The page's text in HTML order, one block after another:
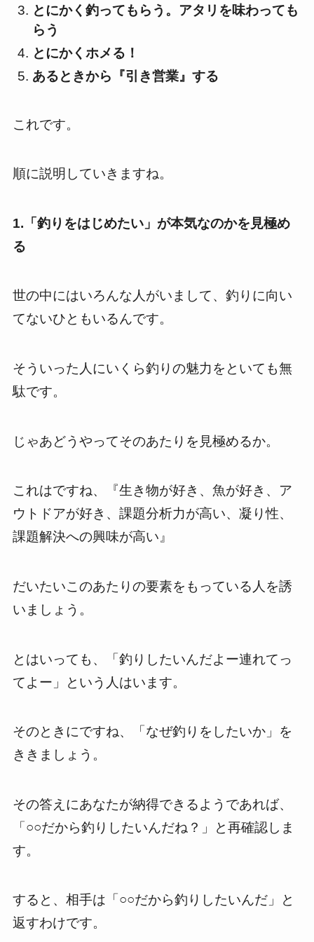
とにかく釣ってもらう。アタリを味わっても
らう
とにかくホメる！
あるときから『引き営業』する
これです。
順に説明していきますね。
1.「釣りをはじめたい」が本気なのかを見極め
る
世の中にはいろんな人がいまして、釣りに向い
てないひともいるんです。
そういった人にいくら釣りの魅力をといても無
駄です。
じゃあどうやってそのあたりを見極めるか。
これはですね、『生き物が好き、魚が好き、ア
ウトドアが好き、課題分析力が高い、凝り性、
課題解決への興味が高い』
だいたいこのあたりの要素をもっている人を誘
いましょう。
とはいっても、「釣りしたいんだよー連れてっ
てよー」という人はいます。
そのときにですね、「なぜ釣りをしたいか」を
ききましょう。
その答えにあなたが納得できるようであれば、
「○○だから釣りしたいんだね？」と再確認しま
す。
すると、相手は「○○だから釣りしたいんだ」と
返すわけです。